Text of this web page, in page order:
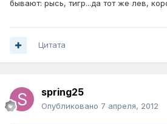
бывают: рысь, тигр...да тот же лев,
Цитата
spring25
Опубликовано 7 апреля, 2012